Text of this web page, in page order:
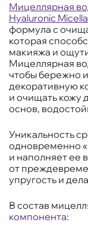
Мицеллярная
Hyaluronic
формула с
которая
макияжа и
Мицеллярная
чтобы бережно
декоративную
и очищать кожу
основ,
Уникальность
одновременно
и наполняет ее
от
упругость и
В состав
компонента: